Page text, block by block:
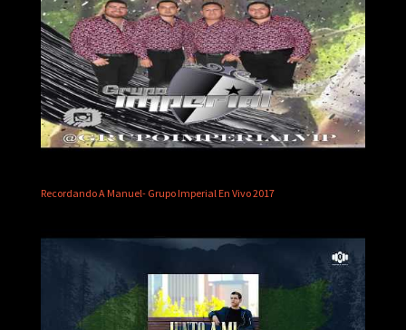
Recordando A Manuel- Grupo Imperial En Vivo 2017